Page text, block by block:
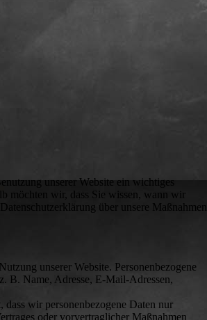
unserer Website ein wichtiges
möchten wir, dass Sie wissen, wann wir
über unsere Maßnahmen
unserer Website. Personenbezogene
B. Name, Adresse, E-Mail-Adressen,
wir personenbezogene Daten nur
oder vorvertraglicher Maßnahmen